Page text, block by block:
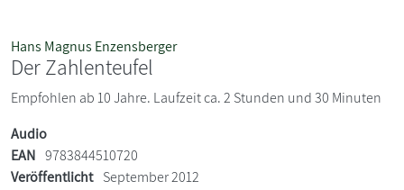
Hans Magnus Enzensberger
Der Zahlenteufel
Empfohlen ab 10 Jahre. Laufzeit ca. 2 Stunden und 30 Minuten
Audio
EAN 9783844510720
Veröffentlicht September 2012